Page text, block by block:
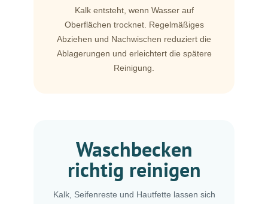
Kalk entsteht, wenn Wasser auf
Oberflächen trocknet. Regelmäßiges
Abziehen und Nachwischen reduziert die
Ablagerungen und erleichtert die spätere
Reinigung.
Waschbecken
richtig reinigen
Kalk, Seifenreste und Hautfette lassen sich